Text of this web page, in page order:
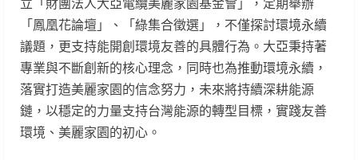
「鳳凰花論壇」、「綠集合徵選」，不僅探討環境永續
議題，更支持能開創環境友善的具體行為。大亞秉持著
專業與不斷創新的核心理念，同時也為推動環境永續，
落實打造美麗家園的信念努力，未來將持續深耕能源
鏈，以穩定的力量支持台灣能源的轉型目標，實踐友善
環境、美麗家園的初心。